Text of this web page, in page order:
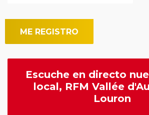
Escuche en directo
local, RFM Vallée
Louron